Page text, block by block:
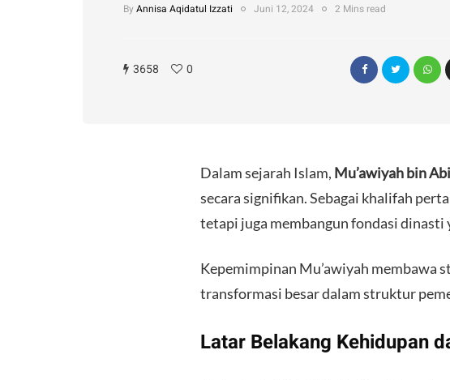
By Annisa Aqidatul Izzati Juni 12, 2024 2 Mins read
3658 0
Dalam sejarah Islam, Mu’awiyah bin
secara signifikan. Sebagai khalifah
tetapi juga membangun fondasi dinasti
​Kepemimpinan Mu’awiyah membawa
transformasi besar dalam struktur
​Latar Belakang Kehidupan